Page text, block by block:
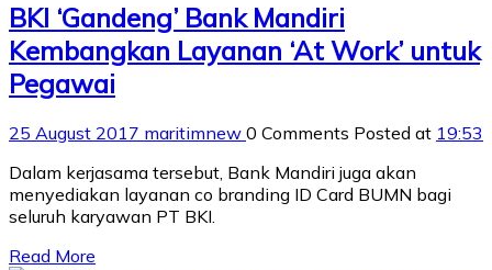
BKI ‘Gandeng’ Bank Mandiri
Kembangkan Layanan ‘At Work’ untuk
Pegawai
25 August 2017 maritimnew 0 Comments Posted at 19:53
Dalam kerjasama tersebut, Bank Mandiri juga akan
menyediakan layanan co branding ID Card BUMN bagi
seluruh karyawan PT BKI.
Read More